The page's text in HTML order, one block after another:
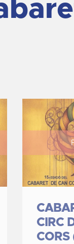
CIRC
CORS